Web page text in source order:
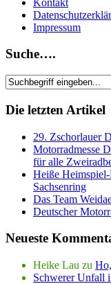
Impressum
Suche….
Die letzten Artikel
29. Zschorlauer
Motorradmesse
für alle
Heiße
Sachsenring
Das Team
Deutscher
Neueste
Heike Lau zu
Schwerer Unfall